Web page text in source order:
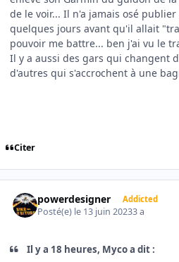
de le voir... Il n'a jamais osé
quelques jours avant qu'il allait
pouvoir me battre... ben j'ai vu le
Il y a aussi des gars qui changent
d'autres qui s'accrochent à une
Citer
powerdesigner Addicted
Posté(e) le 13 juin 20233 a
Il y a 18 heures, Myco a dit :